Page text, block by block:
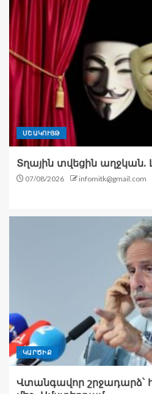
ՄՇԱԿՈՒՅԹ
Տղային տվեցին աղջկան.
07/08/2026 infomitk@gmail.com
ԿԱՐԾԻՔ
Վտանգավոր շրջադարձ՝